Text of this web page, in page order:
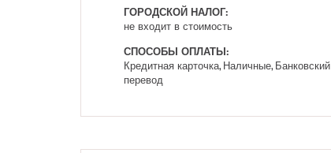
ГОРОДСКОЙ НАЛОГ:
не входит в стоимость
СПОСОБЫ ОПЛАТЫ:
Кредитная карточка, Наличные, Банковский
перевод